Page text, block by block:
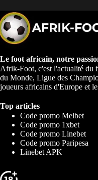
Le foot africain, notre
Afrik-Foot, c'est l'actualité
du Monde, Ligue des
joueurs africains d'Europe et
Top articles
Code promo Melbet
Code promo 1xbet
Code promo Linebet
Code promo Paripesa
Linebet APK